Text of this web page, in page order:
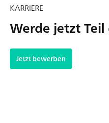
KARRIERE
Werde jetzt Teil
Jetzt bewerben